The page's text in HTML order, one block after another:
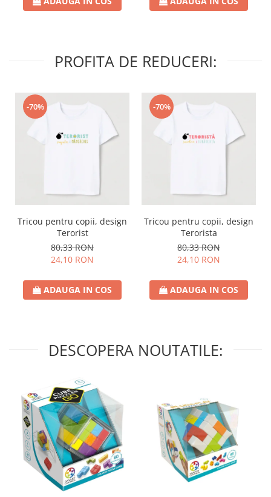
PROFITA DE REDUCERI:
-70%
Tricou pentru copii, design
Terorist
80,33 RON
24,10 RON
ADAUGA IN COS
-70%
Tricou pentru copii, design
Terorista
80,33 RON
24,10 RON
ADAUGA IN COS
DESCOPERA NOUTATILE: